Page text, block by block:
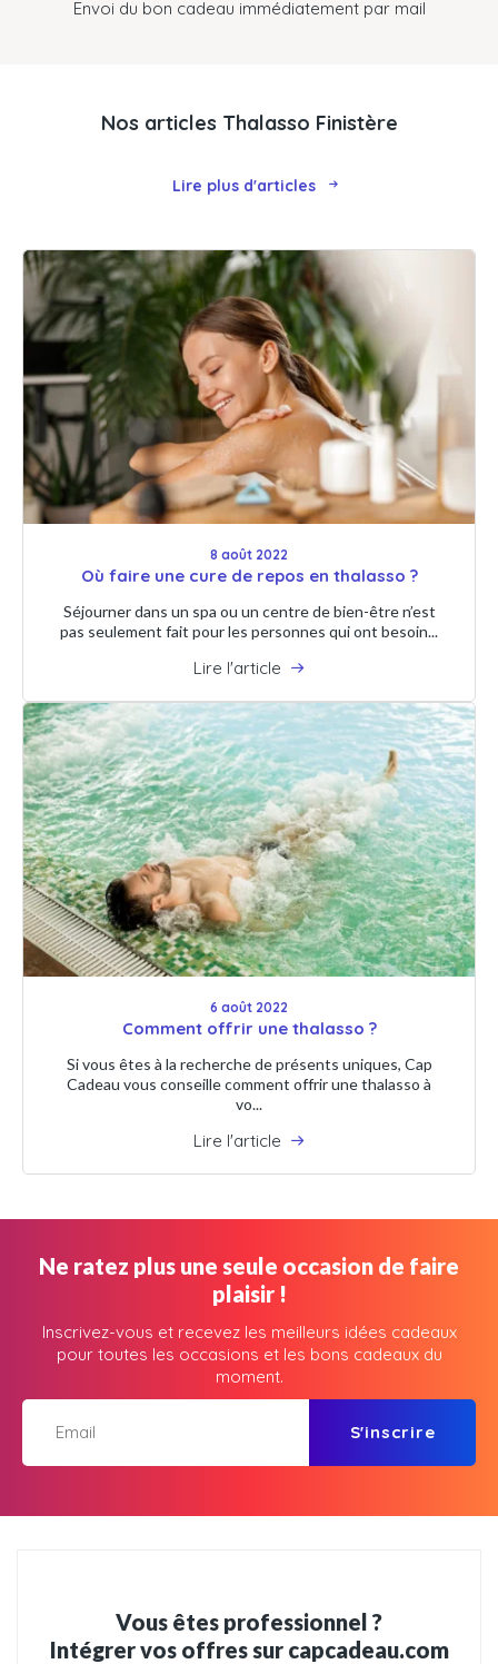
Envoi du bon cadeau immédiatement par mail
Nos articles Thalasso Finistère
Lire plus d'articles
8 août 2022
Où faire une cure de repos en thalasso ?
Séjourner dans un spa ou un centre de bien-être n’est
pas seulement fait pour les personnes qui ont besoin...
Lire l'article
6 août 2022
Comment offrir une thalasso ?
Si vous êtes à la recherche de présents uniques, Cap
Cadeau vous conseille comment offrir une thalasso à
vo...
Lire l'article
Ne ratez plus une seule occasion de faire
plaisir !
Inscrivez-vous et recevez les meilleurs idées cadeaux
pour toutes les occasions et les bons cadeaux du
moment.
S'inscrire
Vous êtes professionnel ?
Intégrer vos offres sur capcadeau.com